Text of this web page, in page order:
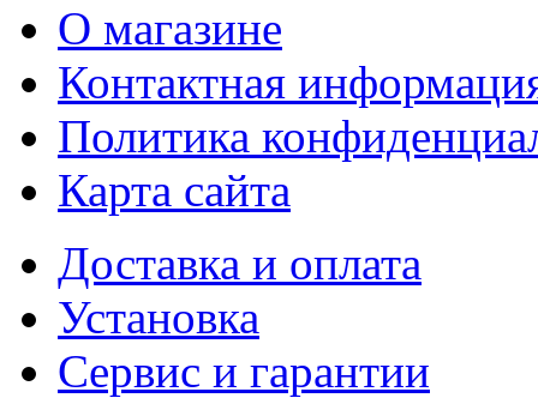
О магазине
Контактная
Политика
Карта сайта
Доставка и оплата
Установка
Сервис и гарантии